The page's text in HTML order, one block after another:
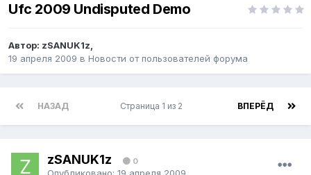
Ufc 2009 Undisputed Demo
Автор: zSANUK1z,
19 апреля 2009 в Новости от пользователей форума
НАЗАД ВПЕРЁД
Страница 1 из 2
zSANUK1z 0